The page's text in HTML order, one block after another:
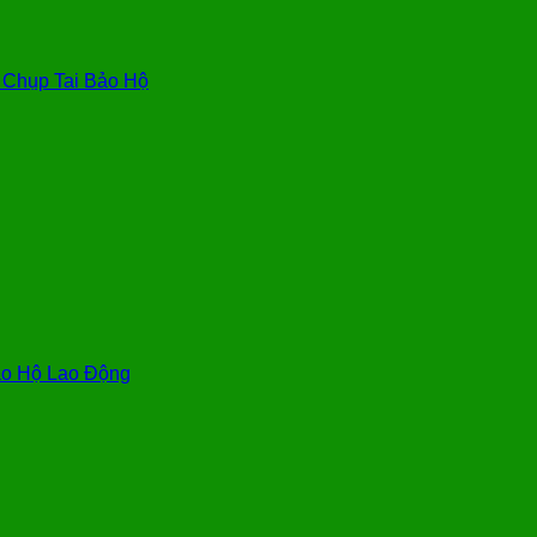
Chụp Tai Bảo Hộ
Hộ Lao Động